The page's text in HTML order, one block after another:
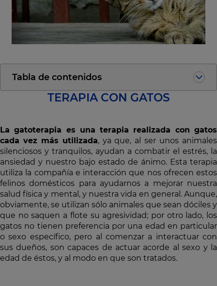
Tabla de contenidos
TERAPIA CON GATOS
La gatoterapia es una terapia realizada con gatos
cada vez más utilizada, ya que, al ser unos animales
silenciosos y tranquilos, ayudan a combatir el estrés, la
ansiedad y nuestro bajo estado de ánimo. Esta terapia
utiliza la compañía e interacción que nos ofrecen estos
felinos domésticos para ayudarnos a mejorar nuestra
salud física y mental, y nuestra vida en general. Aunque,
obviamente, se utilizan sólo animales que sean dóciles y
que no saquen a flote su agresividad; por otro lado, los
gatos no tienen preferencia por una edad en particular
o sexo específico, pero al comenzar a interactuar con
sus dueños, son capaces de actuar acorde al sexo y la
edad de éstos, y al modo en que son tratados.